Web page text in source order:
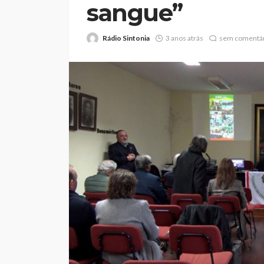
sangue”
Rádio Sintonia 3 anos atrás sem